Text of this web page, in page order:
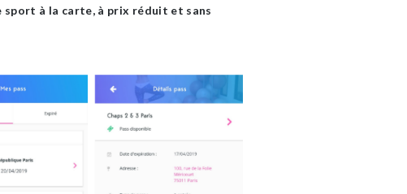
sport à la carte, à prix réduit et sans